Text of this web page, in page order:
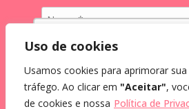
Eu concordo em receber
Ao informar meus dados, eu
Utilizamos cookies para
como você interage em
personalizar conteúdo.
Uso de cookies
Usamos cookies para aprimorar
tráfego. Ao clicar em "Aceitar",
de cookies e nossa Política de
2024®. Todos os direitos